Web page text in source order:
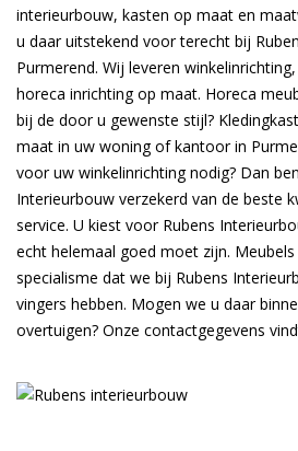
interieurbouw, kasten op maat en
u daar uitstekend voor terecht bij
Purmerend. Wij leveren
horeca inrichting op maat. Horeca
bij de door u gewenste stijl?
maat in uw woning of kantoor in
voor uw winkelinrichting nodig? Dan
Interieurbouw verzekerd van de beste
service. U kiest voor Rubens
echt helemaal goed moet zijn.
specialisme dat we bij Rubens
vingers hebben. Mogen we u daar
overtuigen? Onze contactgegevens